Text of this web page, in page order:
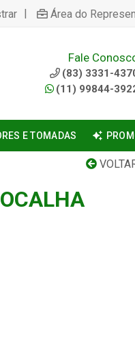
| Área do
Fale
(83) 3331-
(11) 99844-
E TOMADAS